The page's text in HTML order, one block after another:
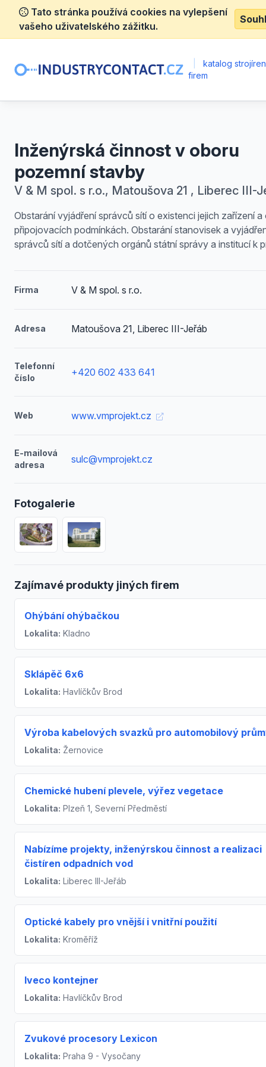
Tato stránka používá cookies na vylepšení
vašeho uživatelského zážitku.
katalog
firem
Inženýrská činnost v oboru
pozemní stavby
V & M spol. s r.o., Matoušova 21 , Liberec III-
Obstarání vyjádření správců sítí o existenci jejich zařízení a
připojovacích podmínkách. Obstarání stanovisek a
správců sítí a dotčených orgánů státní správy a institucí k
Firma V & M spol. s r.o.
Adresa Matoušova 21, Liberec III-Jeřáb
Telefonní
číslo
+420 602 433 641
Web www.vmprojekt.cz
E-mailová
adresa
sulc@vmprojekt.cz
Fotogalerie
Zajímavé produkty jiných firem
Ohýbání ohýbačkou
Lokalita: Kladno
Sklápěč 6x6
Lokalita: Havlíčkův Brod
Výroba kabelových svazků pro automobilový
Lokalita: Žernovice
Chemické hubení plevele, výřez vegetace
Lokalita: Plzeň 1, Severní Předměstí
Nabízíme projekty, inženýrskou činnost a realizaci
čistíren odpadních vod
Lokalita: Liberec III-Jeřáb
Optické kabely pro vnější i vnitřní použití
Lokalita: Kroměříž
Iveco kontejner
Lokalita: Havlíčkův Brod
Zvukové procesory Lexicon
Lokalita: Praha 9 - Vysočany